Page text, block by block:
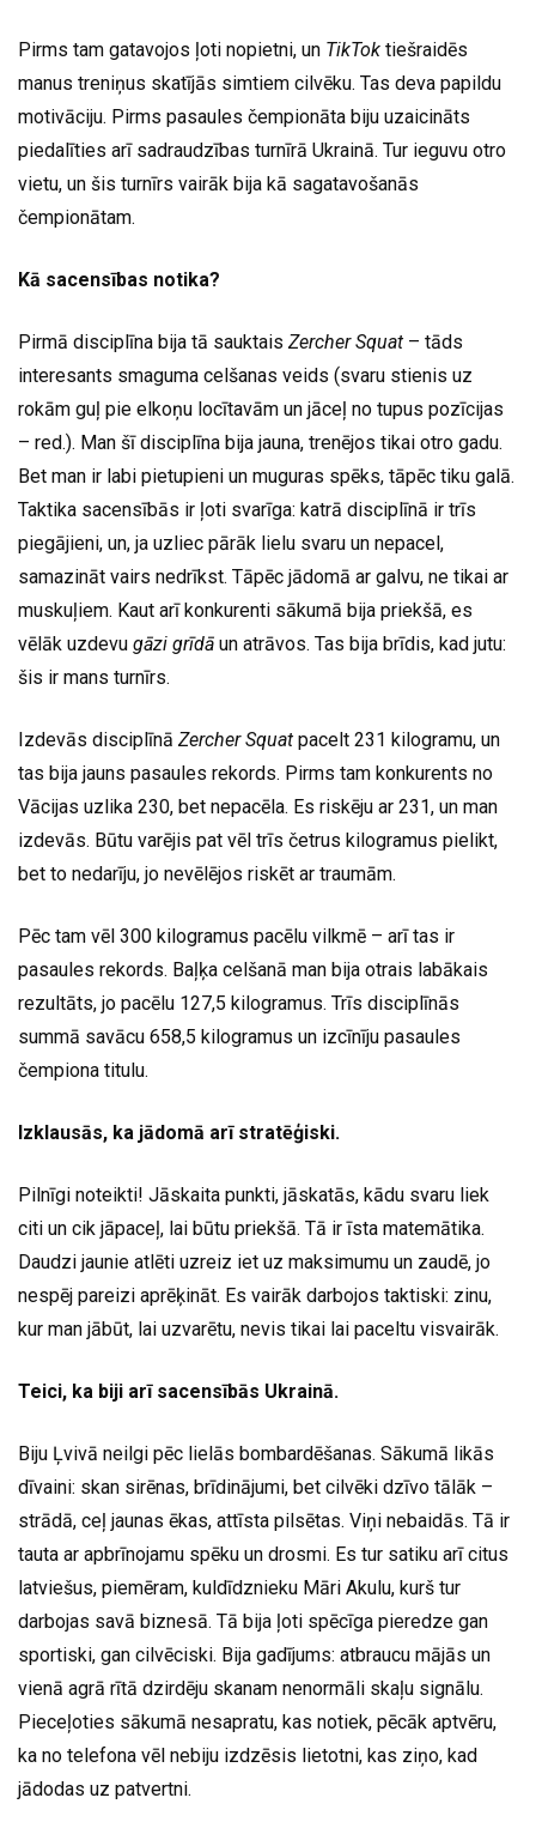
Pirms tam gatavojos ļoti nopietni, un TikTok tiešraidēs
manus treniņus skatījās simtiem cilvēku. Tas deva papildu
motivāciju. Pirms pasaules čempionāta biju uzaicināts
piedalīties arī sadraudzības turnīrā Ukrainā. Tur ieguvu otro
vietu, un šis turnīrs vairāk bija kā sagatavošanās
čempionātam.
Kā sacensības notika?
Pirmā disciplīna bija tā sauktais Zercher Squat – tāds
interesants smaguma celšanas veids (svaru stienis uz
rokām guļ pie elkoņu locītavām un jāceļ no tupus pozīcijas
– red.). Man šī disciplīna bija jauna, trenējos tikai otro gadu.
Bet man ir labi pietupieni un muguras spēks, tāpēc tiku galā.
Taktika sacensībās ir ļoti svarīga: katrā disciplīnā ir trīs
piegājieni, un, ja uzliec pārāk lielu svaru un nepacel,
samazināt vairs nedrīkst. Tāpēc jādomā ar galvu, ne tikai ar
muskuļiem. Kaut arī konkurenti sākumā bija priekšā, es
vēlāk uzdevu gāzi grīdā un atrāvos. Tas bija brīdis, kad jutu:
šis ir mans turnīrs.
Izdevās disciplīnā Zercher Squat pacelt 231 kilogramu, un
tas bija jauns pasaules rekords. Pirms tam konkurents no
Vācijas uzlika 230, bet nepacēla. Es riskēju ar 231, un man
izdevās. Būtu varējis pat vēl trīs četrus kilogramus pielikt,
bet to nedarīju, jo nevēlējos riskēt ar traumām.
Pēc tam vēl 300 kilogramus pacēlu vilkmē – arī tas ir
pasaules rekords. Baļķa celšanā man bija otrais labākais
rezultāts, jo pacēlu 127,5 kilogramus. Trīs disciplīnās
summā savācu 658,5 kilogramus un izcīnīju pasaules
čempiona titulu.
Izklausās, ka jādomā arī stratēģiski.
Pilnīgi noteikti! Jāskaita punkti, jāskatās, kādu svaru liek
citi un cik jāpaceļ, lai būtu priekšā. Tā ir īsta matemātika.
Daudzi jaunie atlēti uzreiz iet uz maksimumu un zaudē, jo
nespēj pareizi aprēķināt. Es vairāk darbojos taktiski: zinu,
kur man jābūt, lai uzvarētu, nevis tikai lai paceltu visvairāk.
Teici, ka biji arī sacensībās Ukrainā.
Biju Ļvivā neilgi pēc lielās bombardēšanas. Sākumā likās
dīvaini: skan sirēnas, brīdinājumi, bet cilvēki dzīvo tālāk –
strādā, ceļ jaunas ēkas, attīsta pilsētas. Viņi nebaidās. Tā ir
tauta ar apbrīnojamu spēku un drosmi. Es tur satiku arī citus
latviešus, piemēram, kuldīdznieku Māri Akulu, kurš tur
darbojas savā biznesā. Tā bija ļoti spēcīga pieredze gan
sportiski, gan cilvēciski. Bija gadījums: atbraucu mājās un
vienā agrā rītā dzirdēju skanam nenormāli skaļu signālu.
Pieceļoties sākumā nesapratu, kas notiek, pēcāk aptvēru,
ka no telefona vēl nebiju izdzēsis lietotni, kas ziņo, kad
jādodas uz patvertni.